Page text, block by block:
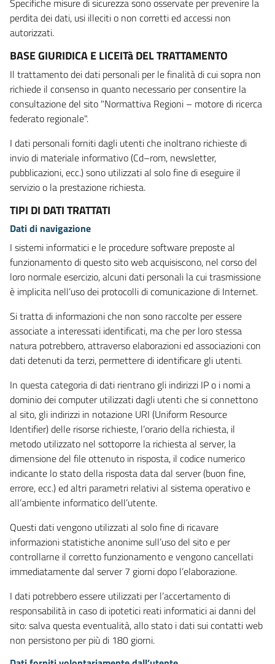
Specifiche misure di sicurezza sono osservate per prevenire la
perdita dei dati, usi illeciti o non corretti ed accessi non
autorizzati.
BASE GIURIDICA E LICEITà DEL TRATTAMENTO
Il trattamento dei dati personali per le finalità di cui sopra non
richiede il consenso in quanto necessario per consentire la
consultazione del sito "Normattiva Regioni – motore di ricerca
federato regionale".
I dati personali forniti dagli utenti che inoltrano richieste di
invio di materiale informativo (Cd–rom, newsletter,
pubblicazioni, ecc.) sono utilizzati al solo fine di eseguire il
servizio o la prestazione richiesta.
TIPI DI DATI TRATTATI
Dati di navigazione
I sistemi informatici e le procedure software preposte al
funzionamento di questo sito web acquisiscono, nel corso del
loro normale esercizio, alcuni dati personali la cui trasmissione
è implicita nell’uso dei protocolli di comunicazione di Internet.
Si tratta di informazioni che non sono raccolte per essere
associate a interessati identificati, ma che per loro stessa
natura potrebbero, attraverso elaborazioni ed associazioni con
dati detenuti da terzi, permettere di identificare gli utenti.
In questa categoria di dati rientrano gli indirizzi IP o i nomi a
dominio dei computer utilizzati dagli utenti che si connettono
al sito, gli indirizzi in notazione URI (Uniform Resource
Identifier) delle risorse richieste, l’orario della richiesta, il
metodo utilizzato nel sottoporre la richiesta al server, la
dimensione del file ottenuto in risposta, il codice numerico
indicante lo stato della risposta data dal server (buon fine,
errore, ecc.) ed altri parametri relativi al sistema operativo e
all’ambiente informatico dell’utente.
Questi dati vengono utilizzati al solo fine di ricavare
informazioni statistiche anonime sull’uso del sito e per
controllarne il corretto funzionamento e vengono cancellati
immediatamente dal server 7 giorni dopo l’elaborazione.
I dati potrebbero essere utilizzati per l’accertamento di
responsabilità in caso di ipotetici reati informatici ai danni del
sito: salva questa eventualità, allo stato i dati sui contatti web
non persistono per più di 180 giorni.